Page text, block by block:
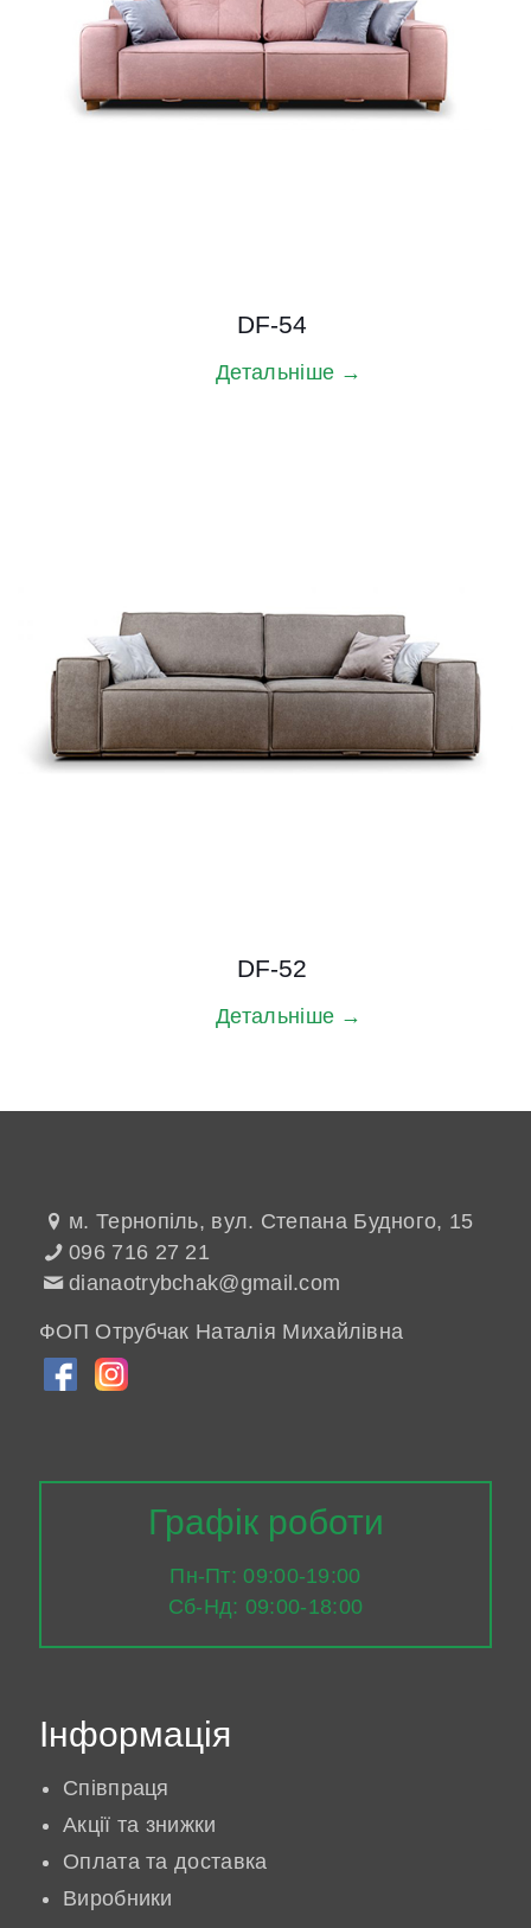
DF-54
Детальніше →
DF-52
Детальніше →
м. Тернопіль, вул. Степана Будного, 15
096 716 27 21
dianaotrybchak@gmail.com
ФОП Отрубчак Наталія Михайлівна
Графік роботи
Пн-Пт: 09:00-19:00
Сб-Нд: 09:00-18:00
Інформація
Співпраця
Акції та знижки
Оплата та доставка
Виробники